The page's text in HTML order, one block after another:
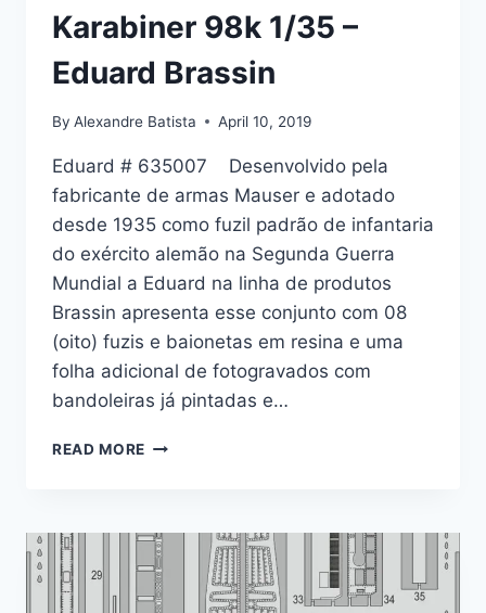
Karabiner 98k 1/35 –
Eduard Brassin
By Alexandre Batista April 10, 2019
Eduard # 635007 Desenvolvido pela
fabricante de armas Mauser e adotado
desde 1935 como fuzil padrão de infantaria
do exército alemão na Segunda Guerra
Mundial a Eduard na linha de produtos
Brassin apresenta esse conjunto com 08
(oito) fuzis e baionetas em resina e uma
folha adicional de fotogravados com
bandoleiras já pintadas e…
READ MORE KARABINER
EDUARD
BRASSIN